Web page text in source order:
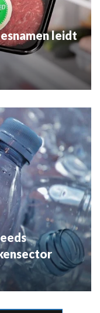
leidt